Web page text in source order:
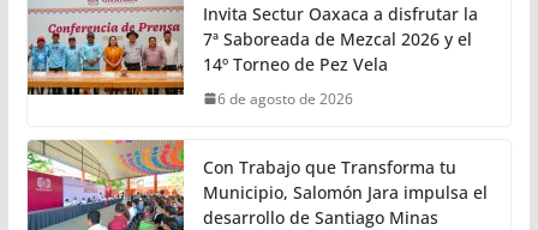
Invita Sectur Oaxaca a disfrutar la
7ª Saboreada de Mezcal 2026 y el
14º Torneo de Pez Vela
6 de agosto de 2026
Con Trabajo que Transforma tu
Municipio, Salomón Jara impulsa el
desarrollo de Santiago Minas